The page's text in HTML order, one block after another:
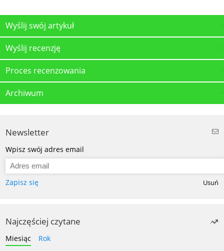
Wyślij swój artykuł
Wyślij recenzję
Proces recenzowania
Archiwum
Newsletter
Wpisz swój adres email
Zapisz się Usuń
Najczęściej czytane
Miesiąc
Rok